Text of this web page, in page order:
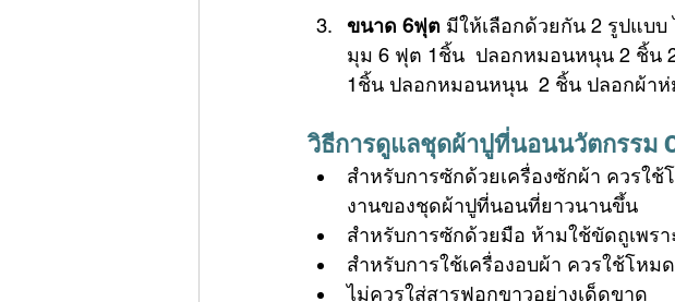
ขนาด 6ฟุต มีให้เลือกด้วยกัน 2 รูปแบ
มุม 6 ฟุต 1ชิ้น  ปลอกหมอนหนุน 2 ชิ้น
1ชิ้น ปลอกหมอนหนุน  2 ชิ้น ปลอกผ้า
วิธีการดูแลชุดผ้าปูที่นอนนวัตกรรม
สำหรับการซักด้วยเครื่องซักผ้า ควรใ
งานของชุดผ้าปูที่นอนที่ยาวนานขึ้น
สำหรับการซักด้วยมือ ห้ามใช้ขัดถูเพรา
สำหรับการใช้เครื่องอบผ้า ควรใช้โห
ไม่ควรใส่สารฟอกขาวอย่างเด็ดขาด